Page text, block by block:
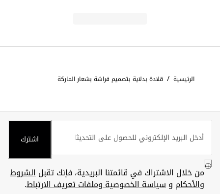
الرئيسية / قلادة بدلاية بتصميم فراشة بشعار الماركة
اشترك
من خلال الاشتراك في قائمتنا البريدية، فإنك تقبلالشروط
والأحكام وسياسة الخصوصية وملفات تعريف الارتباط.